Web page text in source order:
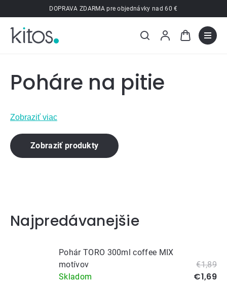
na
obsah
DOPRAVA ZDARMA pre objednávky nad 60 €
Poháre na pitie
Zobraziť viac
Zobraziť produkty
Najpredávanejšie
Pohár TORO 300ml coffee MIX
motívov
Skladom
€1,89
€1,69